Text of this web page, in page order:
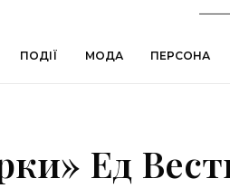
ПОДІЇ МОДА ПЕРСОНА
Ед